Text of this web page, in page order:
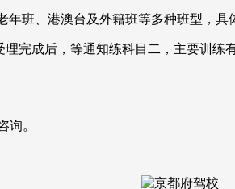
班、港澳台及外籍班等多种班型，具
完成后，等通知练科目二，主要训
询。